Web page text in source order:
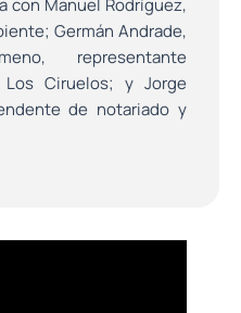
Germán Andrade,
representante
Los Ciruelos; y Jorge
de notariado y